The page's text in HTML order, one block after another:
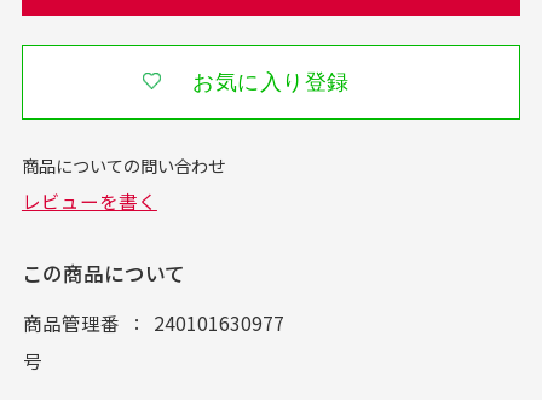
お気に入り登録
この商品について
商品管理番
号
240101630977